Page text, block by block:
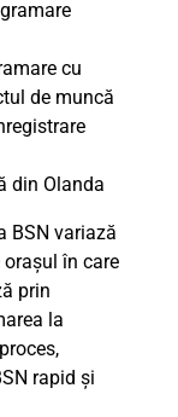
cu
de muncă
din Olanda
BSN variază
în care
prin
la
rapid și